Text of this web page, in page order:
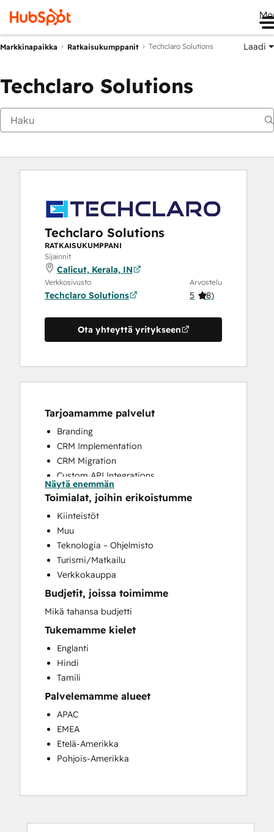
Markkinapaikka Ratkaisukumppanit Techclaro Solutions Laadi
Techclaro Solutions
Techclaro Solutions
RATKAISUKUMPPANI
Sijainnit
Calicut, Kerala, IN
Verkkosivusto
Techclaro Solutions
Arvostelu
5 (8)
Ota yhteyttä yritykseen
Tarjoamamme palvelut
Branding
CRM Implementation
CRM Migration
Custom API Integrations
Knowledge Base Development
Search Engine Optimization
Website Design
Website Development
Website Migration
Näytä enemmän
Toimialat, joihin erikoistumme
Kiinteistöt
Muu
Teknologia – Ohjelmisto
Turismi/Matkailu
Verkkokauppa
Budjetit, joissa toimimme
Mikä tahansa budjetti
Tukemamme kielet
Englanti
Hindi
Tamili
Palvelemamme alueet
APAC
EMEA
Etelä-Amerikka
Pohjois-Amerikka